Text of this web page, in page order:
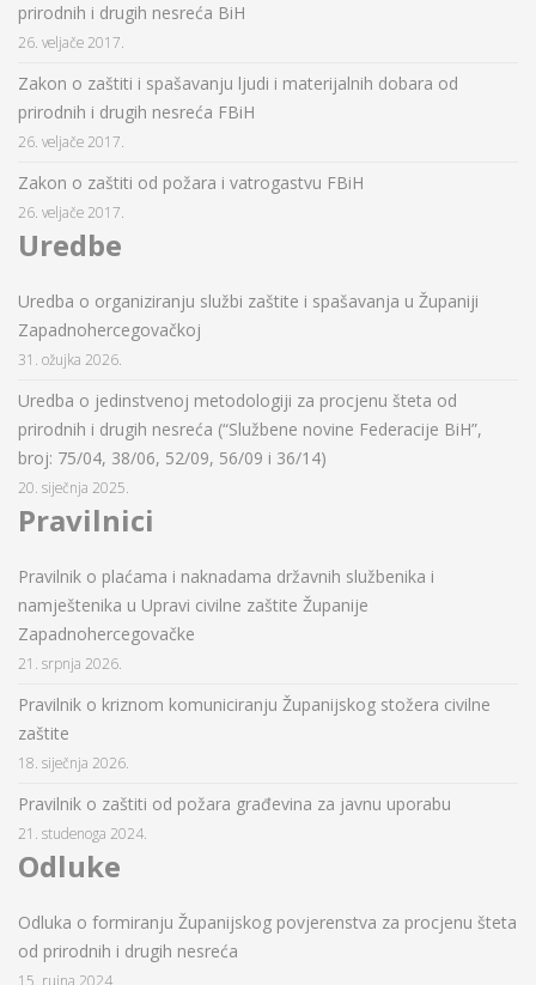
prirodnih i drugih nesreća BiH
26. veljače 2017.
Zakon o zaštiti i spašavanju ljudi i materijalnih dobara od
prirodnih i drugih nesreća FBiH
26. veljače 2017.
Zakon o zaštiti od požara i vatrogastvu FBiH
26. veljače 2017.
Uredbe
Uredba o organiziranju službi zaštite i spašavanja u Županiji
Zapadnohercegovačkoj
31. ožujka 2026.
Uredba o jedinstvenoj metodologiji za procjenu šteta od
prirodnih i drugih nesreća (“Službene novine Federacije BiH”,
broj: 75/04, 38/06, 52/09, 56/09 i 36/14)
20. siječnja 2025.
Pravilnici
Pravilnik o plaćama i naknadama državnih službenika i
namještenika u Upravi civilne zaštite Županije
Zapadnohercegovačke
21. srpnja 2026.
Pravilnik o kriznom komuniciranju Županijskog stožera civilne
zaštite
18. siječnja 2026.
Pravilnik o zaštiti od požara građevina za javnu uporabu
21. studenoga 2024.
Odluke
Odluka o formiranju Županijskog povjerenstva za procjenu šteta
od prirodnih i drugih nesreća
15. rujna 2024.